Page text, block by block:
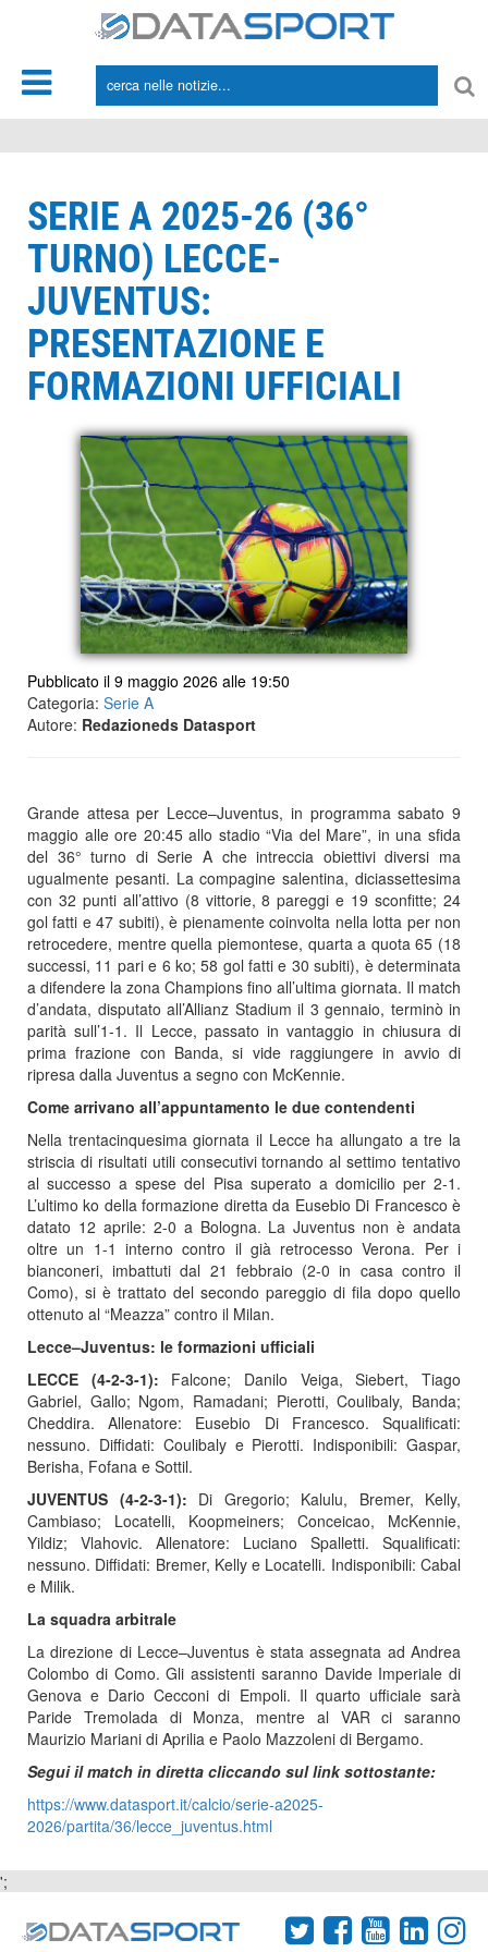
SERIE A 2025-26 (36°
TURNO) LECCE-
JUVENTUS:
PRESENTAZIONE E
FORMAZIONI UFFICIALI
Pubblicato il 9 maggio 2026 alle 19:50
Categoria: Serie A
Autore: Redazioneds Datasport
Grande attesa per Lecce–Juventus, in programma sabato 9
maggio alle ore 20:45 allo stadio “Via del Mare”, in una sfida
del 36° turno di Serie A che intreccia obiettivi diversi ma
ugualmente pesanti. La compagine salentina, diciassettesima
con 32 punti all’attivo (8 vittorie, 8 pareggi e 19 sconfitte; 24
gol fatti e 47 subiti), è pienamente coinvolta nella lotta per non
retrocedere, mentre quella piemontese, quarta a quota 65 (18
successi, 11 pari e 6 ko; 58 gol fatti e 30 subiti), è determinata
a difendere la zona Champions fino all’ultima giornata. Il match
d’andata, disputato all’Allianz Stadium il 3 gennaio, terminò in
parità sull’1-1. Il Lecce, passato in vantaggio in chiusura di
prima frazione con Banda, si vide raggiungere in avvio di
ripresa dalla Juventus a segno con McKennie.
Come arrivano all’appuntamento le due contendenti
Nella trentacinquesima giornata il Lecce ha allungato a tre la
striscia di risultati utili consecutivi tornando al settimo tentativo
al successo a spese del Pisa superato a domicilio per 2-1.
L’ultimo ko della formazione diretta da Eusebio Di Francesco è
datato 12 aprile: 2-0 a Bologna. La Juventus non è andata
oltre un 1-1 interno contro il già retrocesso Verona. Per i
bianconeri, imbattuti dal 21 febbraio (2-0 in casa contro il
Como), si è trattato del secondo pareggio di fila dopo quello
ottenuto al “Meazza” contro il Milan.
Lecce–Juventus: le formazioni ufficiali
LECCE (4-2-3-1): Falcone; Danilo Veiga, Siebert, Tiago
Gabriel, Gallo; Ngom, Ramadani; Pierotti, Coulibaly, Banda;
Cheddira. Allenatore: Eusebio Di Francesco. Squalificati:
nessuno. Diffidati: Coulibaly e Pierotti. Indisponibili: Gaspar,
Berisha, Fofana e Sottil.
JUVENTUS (4-2-3-1): Di Gregorio; Kalulu, Bremer, Kelly,
Cambiaso; Locatelli, Koopmeiners; Conceicao, McKennie,
Yildiz; Vlahovic. Allenatore: Luciano Spalletti. Squalificati:
nessuno. Diffidati: Bremer, Kelly e Locatelli. Indisponibili: Cabal
e Milik.
La squadra arbitrale
La direzione di Lecce–Juventus è stata assegnata ad Andrea
Colombo di Como. Gli assistenti saranno Davide Imperiale di
Genova e Dario Cecconi di Empoli. Il quarto ufficiale sarà
Paride Tremolada di Monza, mentre al VAR ci saranno
Maurizio Mariani di Aprilia e Paolo Mazzoleni di Bergamo.
Segui il match in diretta cliccando sul link sottostante:
https://www.datasport.it/calcio/serie-a2025-
2026/partita/36/lecce_juventus.html
';